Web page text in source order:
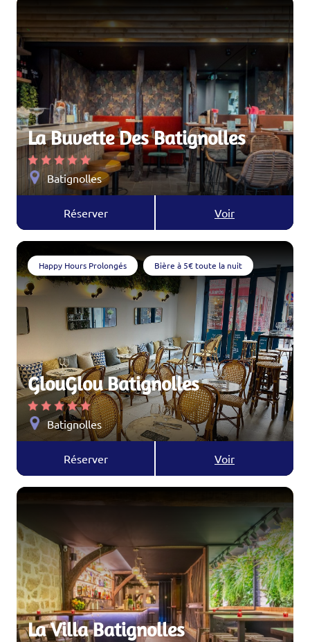
La Buvette Des Batignolles
Batignolles
Réserver Voir
Happy Hours Prolongés Bière à 5€ toute la nuit
GlouGlou Batignolles
Batignolles
Réserver Voir
La Villa Batignolles